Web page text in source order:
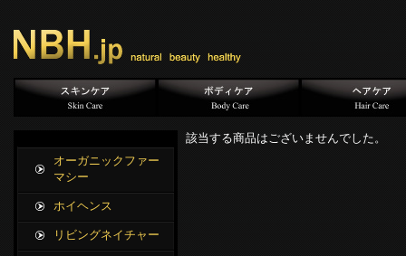
該当する商品はございませんでした。
オーガニックファー
マシー
ホイヘンス
リビングネイチャー